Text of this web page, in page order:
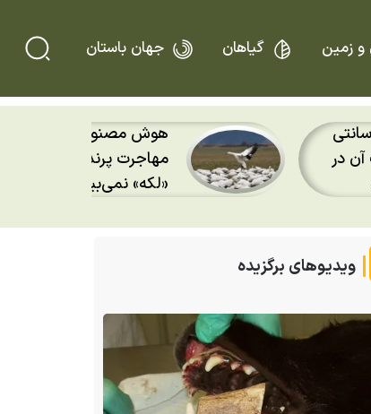
و زمین گیاهان جهان باستان
معمای
فقط
فیلم دیدنی از «حمام
پارک ملی گلستان؛ چرا
تابستان بال‌هایشان را
ویدیوهای برگزیده